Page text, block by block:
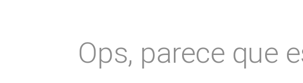
Ops, parece que